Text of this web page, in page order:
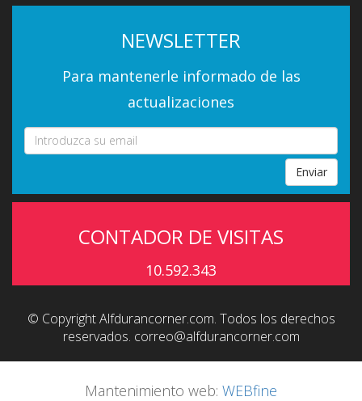
NEWSLETTER
Para mantenerle informado de las
actualizaciones
Enviar
CONTADOR DE VISITAS
10.592.343
© Copyright Alfdurancorner.com. Todos los derechos
reservados. correo@alfdurancorner.com
Mantenimiento web: WEBfine